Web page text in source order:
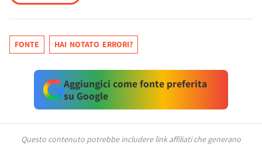
FONTE HAI NOTATO ERRORI?
Aggiungici come fonte preferita
su Google
Questo contenuto potrebbe includere link affiliati che generano